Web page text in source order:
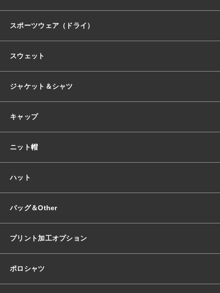
スポーツウェア（ドライ）
スウェット
ジャケット＆シャツ
キャップ
ニット帽
ハット
バッグ＆Other
プリント加工オプション
ポロシャツ
セール商品
ランキング
スタイルブック
ショッピングガイド